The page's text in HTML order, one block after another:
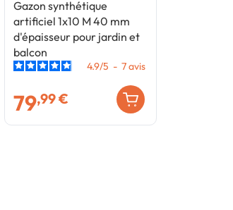
Gazon synthétique
artificiel 1x10 M 40 mm
d'épaisseur pour jardin et
balcon
4.9/5 - 7avis
79,99 €